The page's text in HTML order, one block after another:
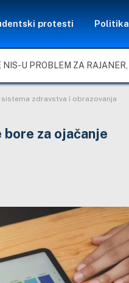
protesti Politika
zdravstva i obrazovanja
za ojačanje